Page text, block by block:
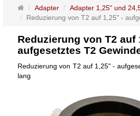
Startseite
Adapter
Adapter 1,25" und
Reduzierung von T2 auf 1,25" -
Reduzierung von T2 auf
aufgesetztes T2
Reduzierung von T2 auf 1,25" -
lang